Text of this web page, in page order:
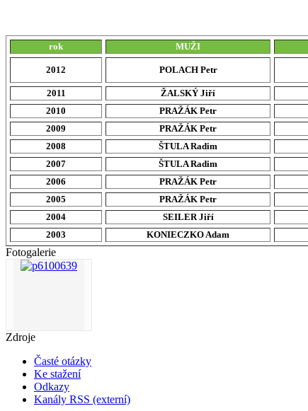
rok MUŽI
2012 POLACH Petr
2011 ŽALSKÝ Jiří
2010
PRAŽÁK Petr
2009
PRAŽÁK Petr
2008
ŠTULA Radim
2007
ŠTULA Radim
2006
PRAŽÁK Petr
2005
PRAŽÁK Petr
2004
SEILER Jiří
2003
KONIECZKO Adam
Fotogalerie
Zdroje
Časté otázky
Ke stažení
Odkazy
Kanály RSS (externí)